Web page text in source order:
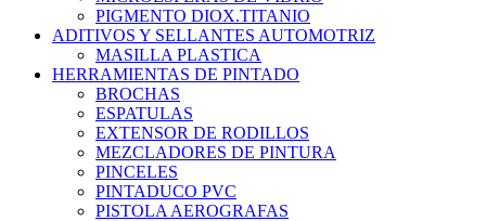
PIGMENTO DIOX.TITANIO
ADITIVOS Y SELLANTES AUTOMOTRIZ
MASILLA PLASTICA
HERRAMIENTAS DE PINTADO
BROCHAS
ESPATULAS
EXTENSOR DE RODILLOS
MEZCLADORES DE PINTURA
PINCELES
PINTADUCO PVC
PISTOLA AEROGRAFAS